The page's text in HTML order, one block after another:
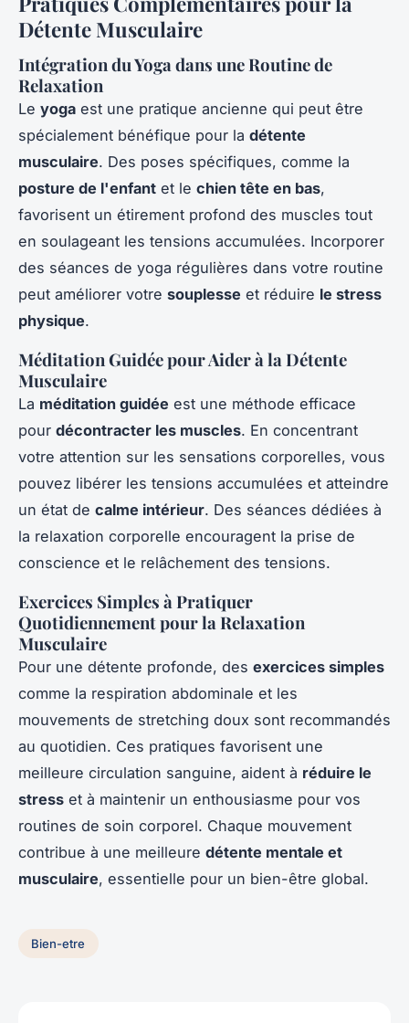
Détente Musculaire
Intégration du Yoga dans une Routine de
Relaxation
Le yoga est une pratique ancienne qui peut être
spécialement bénéfique pour la détente
musculaire. Des poses spécifiques, comme la
posture de l'enfant et le chien tête en bas,
favorisent un étirement profond des muscles tout
en soulageant les tensions accumulées. Incorporer
des séances de yoga régulières dans votre routine
peut améliorer votre souplesse et réduire le stress
physique.
Méditation Guidée pour Aider à la Détente
Musculaire
La méditation guidée est une méthode efficace
pour décontracter les muscles. En concentrant
votre attention sur les sensations corporelles, vous
pouvez libérer les tensions accumulées et atteindre
un état de calme intérieur. Des séances dédiées à
la relaxation corporelle encouragent la prise de
conscience et le relâchement des tensions.
Exercices Simples à Pratiquer
Quotidiennement pour la Relaxation
Musculaire
Pour une détente profonde, des exercices simples
comme la respiration abdominale et les
mouvements de stretching doux sont recommandés
au quotidien. Ces pratiques favorisent une
meilleure circulation sanguine, aident à réduire le
stress et à maintenir un enthousiasme pour vos
routines de soin corporel. Chaque mouvement
contribue à une meilleure détente mentale et
musculaire, essentielle pour un bien-être global.
Bien-etre